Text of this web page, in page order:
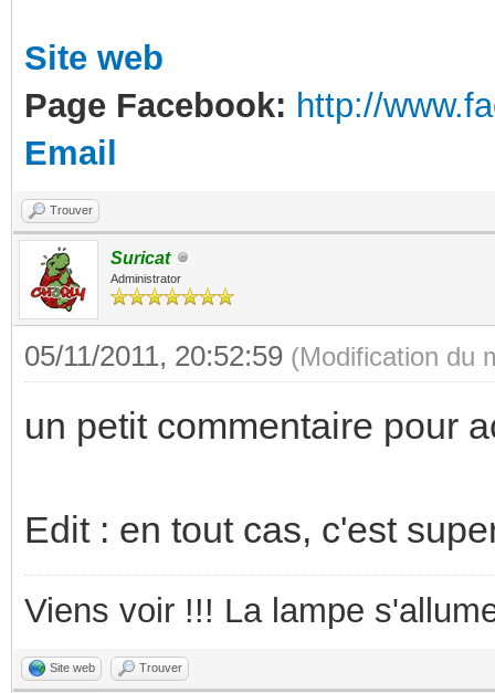
Site web
Page Facebook: http://
Email
Trouver
Suricat
Administrator
05/11/2011, 20:52:59 (Modification du
un petit commentaire pour
Edit : en tout cas, c'est
Viens voir !!! La lampe
Site web Trouver